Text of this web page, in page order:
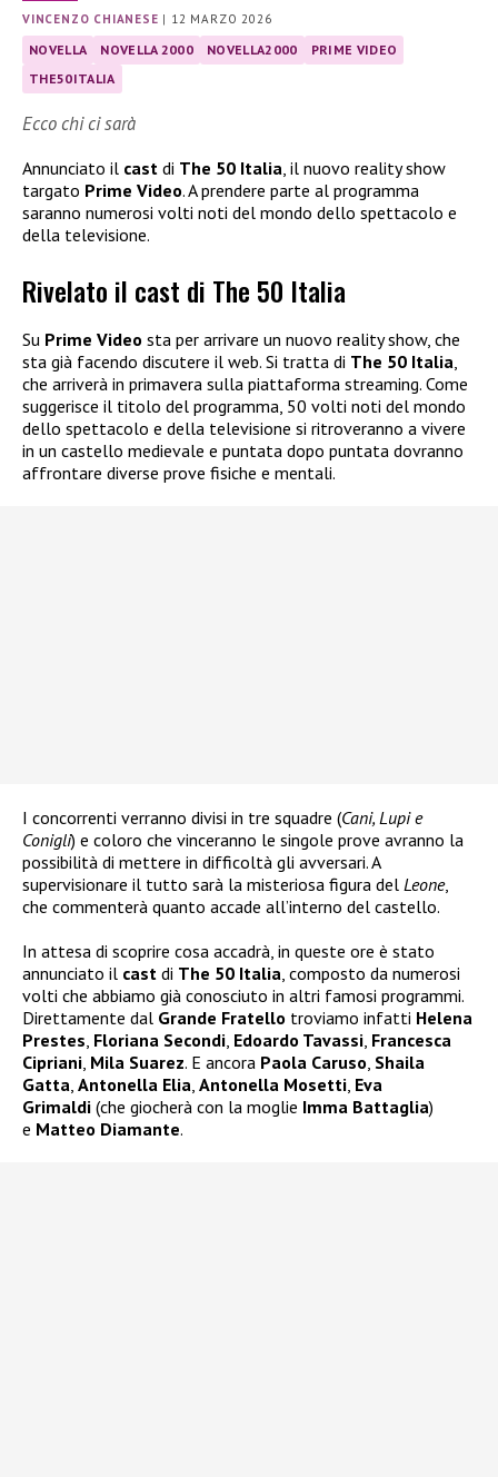
VINCENZO CHIANESE | 12 MARZO 2026
NOVELLA NOVELLA 2000 NOVELLA2000
PRIME VIDEO
THE50ITALIA
Ecco chi ci sarà
Annunciato il cast di The 50 Italia, il nuovo reality show
targato Prime Video. A prendere parte al programma
saranno numerosi volti noti del mondo dello spettacolo e
della televisione.
Rivelato il cast di The 50 Italia
Su Prime Video sta per arrivare un nuovo reality show, che
sta già facendo discutere il web. Si tratta di The 50 Italia,
che arriverà in primavera sulla piattaforma streaming. Come
suggerisce il titolo del programma, 50 volti noti del mondo
dello spettacolo e della televisione si ritroveranno a vivere
in un castello medievale e puntata dopo puntata dovranno
affrontare diverse prove fisiche e mentali.
I concorrenti verranno divisi in tre squadre (Cani, Lupi e
Conigli) e coloro che vinceranno le singole prove avranno la
possibilità di mettere in difficoltà gli avversari. A
supervisionare il tutto sarà la misteriosa figura del Leone,
che commenterà quanto accade all’interno del castello.
In attesa di scoprire cosa accadrà, in queste ore è stato
annunciato il cast di The 50 Italia, composto da numerosi
volti che abbiamo già conosciuto in altri famosi programmi.
Direttamente dal Grande Fratello troviamo infatti Helena
Prestes, Floriana Secondi, Edoardo Tavassi, Francesca
Cipriani, Mila Suarez. E ancora Paola Caruso, Shaila
Gatta, Antonella Elia, Antonella Mosetti, Eva
Grimaldi (che giocherà con la moglie Imma Battaglia)
e Matteo Diamante.